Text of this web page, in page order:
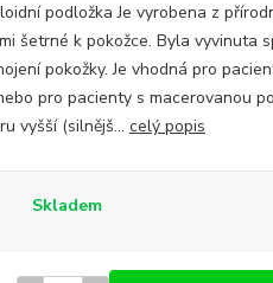
podložka Je vyrobena z
šetrné k pokožce. Byla vyvinuta
pokožky. Je vhodná pro
pro pacienty s macerovanou
vyšší (silnějš... celý popis
Skladem